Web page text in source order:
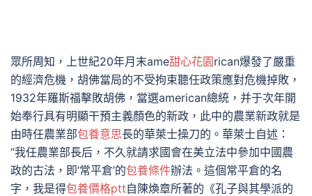
眾所周知，上世紀20年月末ame甜心花園rican爆發了嚴重
的經濟危機，胡佛當局的不受拘束聽任政策應對危機掉敗，
1932年羅斯福擊敗胡佛，當選american總統，并于次年開
始奉行具有明顯干預主義顏色的新政，此中的農業新政就是
由時任農業部包養意思長的華萊士操刀的。華萊士自述：
“我任農業部長后，不久就請求國會在美立法中參加中國農
政的古法，即‘常平倉’的包養條件辦法。這個常平倉的名
字，我是得包養價格ptt自陳煥章所著的《孔子與其學派的